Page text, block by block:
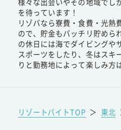
を待っています！
リゾバなら寮費・食費・光熱
ので、貯金もバッチリ貯めら
の休日には海でダイビングや
スポーツをしたり、冬はスキ
りと勤務地によって楽しみ方
リゾートバイトTOP ＞ 東北